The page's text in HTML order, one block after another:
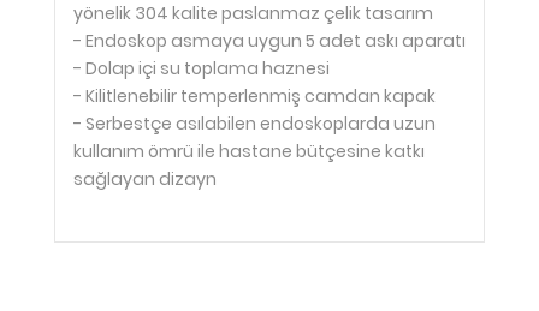
yönelik 304 kalite paslanmaz çelik tasarım
- Endoskop asmaya uygun 5 adet askı aparatı
- Dolap içi su toplama haznesi
- Kilitlenebilir temperlenmiş camdan kapak
- Serbestçe asılabilen endoskoplarda uzun
kullanım ömrü ile hastane bütçesine katkı
sağlayan dizayn